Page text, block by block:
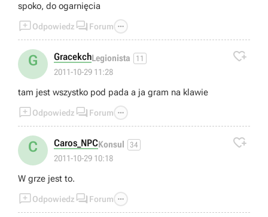
spoko, do ogarnięcia
Odpowiedz  Forum 
G GracekchLegionista 11
2011-10-29 11:28

tam jest wszystko pod pada a ja gram na klawie
Odpowiedz  Forum 
C Caros_NPCKonsul 34
2011-10-29 10:18

W grze jest to.
Odpowiedz  Forum 